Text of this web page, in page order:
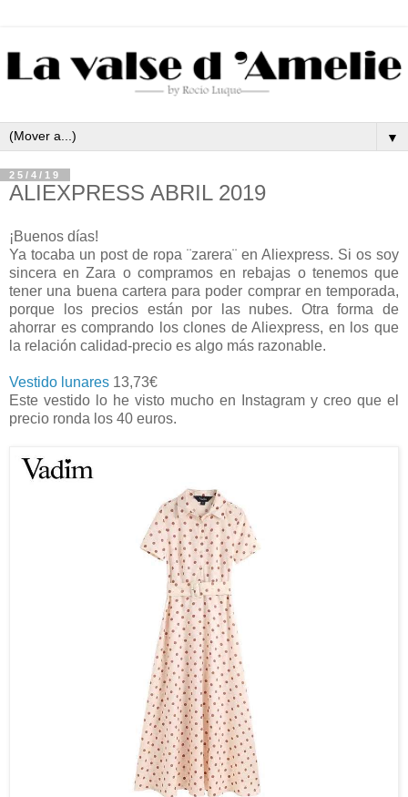
▼
25/4/19
ALIEXPRESS ABRIL 2019
¡Buenos días!
Ya tocaba un post de ropa ¨zarera¨ en Aliexpress. Si os soy
sincera en Zara o compramos en rebajas o tenemos que
tener una buena cartera para poder comprar en temporada,
porque los precios están por las nubes. Otra forma de
ahorrar es comprando los clones de Aliexpress, en los que
la relación calidad-precio es algo más razonable.
Vestido lunares 13,73€
Este vestido lo he visto mucho en Instagram y creo que el
precio ronda los 40 euros.